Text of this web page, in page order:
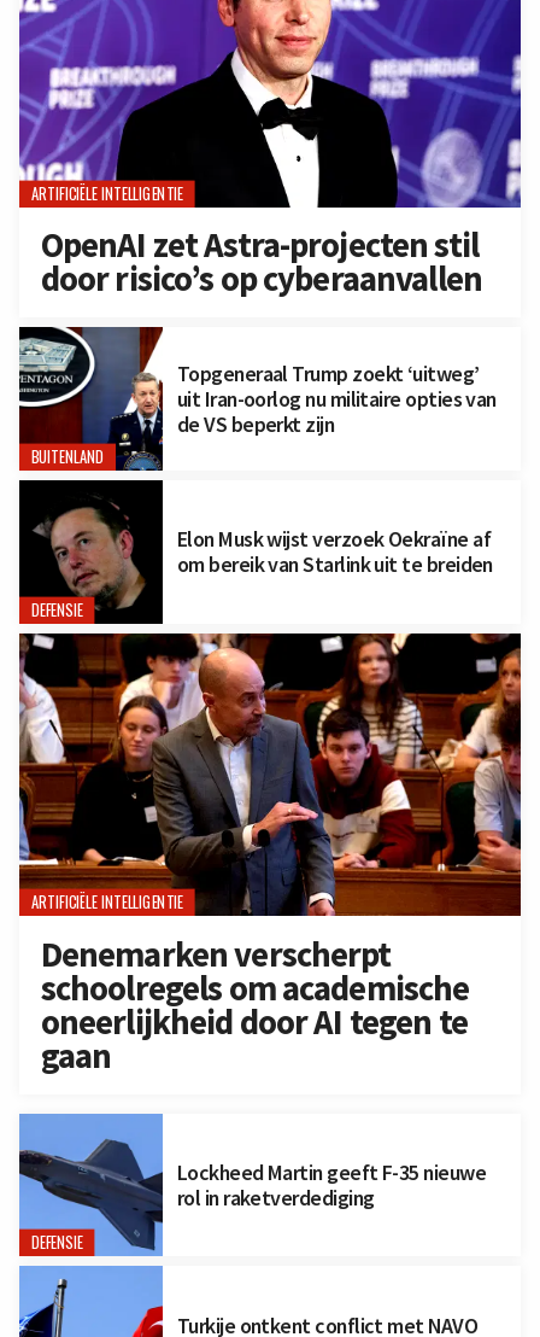
ARTIFICIËLE INTELLIGENTIE
OpenAI zet Astra-projecten stil
door risico’s op cyberaanvallen
BUITENLAND
Topgeneraal Trump zoekt ‘uitweg’
uit Iran-oorlog nu militaire opties van
de VS beperkt zijn
DEFENSIE
Elon Musk wijst verzoek Oekraïne af
om bereik van Starlink uit te breiden
ARTIFICIËLE INTELLIGENTIE
Denemarken verscherpt
schoolregels om academische
oneerlijkheid door AI tegen te
gaan
DEFENSIE
Lockheed Martin geeft F-35 nieuwe
rol in raketverdediging
Turkije ontkent conflict met NAVO